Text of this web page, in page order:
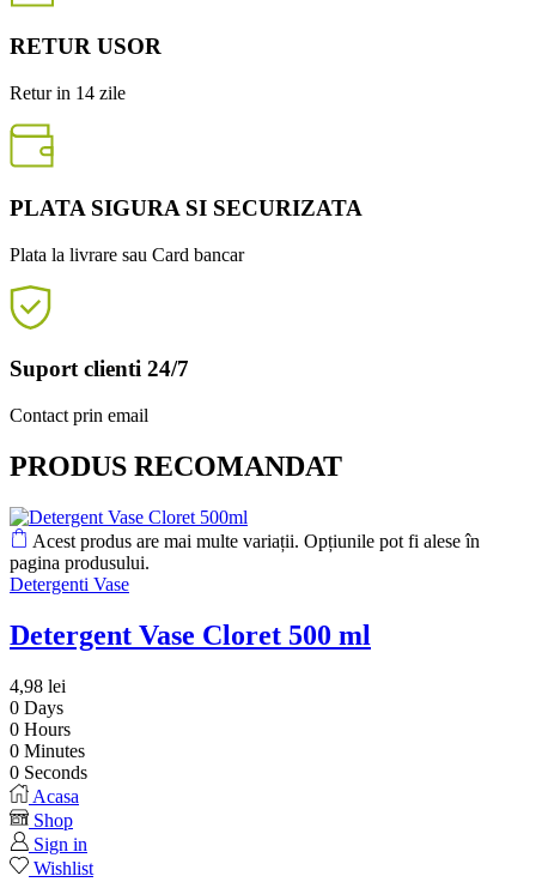
RETUR USOR
Retur in 14 zile
PLATA SIGURA SI SECURIZATA
Plata la livrare sau Card bancar
Suport clienti 24/7
Contact prin email
PRODUS RECOMANDAT
Acest produs are mai multe variații. Opțiunile pot fi alese în
pagina produsului.
Detergenti Vase
Detergent Vase Cloret 500 ml
4,98 lei
0 Days
0 Hours
0 Minutes
0 Seconds
Acasa
Shop
Sign in
Wishlist